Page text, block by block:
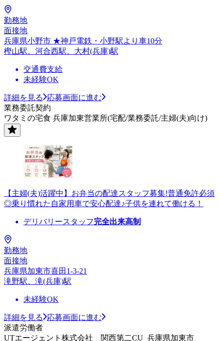
勤務地
面接地
兵庫県小野市 ★神戸電鉄・小野駅より車10分
樫山駅、河合西駅、大村(兵庫)駅
交通費支給
未経験OK
詳細を見る
応募画面に進む
業務委託契約
ワタミの宅食 兵庫加東営業所(宅配/業務委託/主婦(夫)向け)
【主婦(夫)活躍中】お弁当の配達スタッフ募集!普通免許必須
◎乗り慣れた自家用車で安心配達♪子供を連れて働ける！
デリバリースタッフ完全出来高制
勤務地
面接地
兵庫県加東市喜田1-3-21
滝野駅、滝(兵庫)駅
未経験OK
詳細を見る
応募画面に進む
派遣労働者
UTエージェント株式会社 関西第二CU_兵庫県加東市